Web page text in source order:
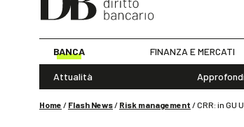
BANCA FINANZA E MERCATI
Attualità
Home / Flash News/ Risk management /CRR: in GU